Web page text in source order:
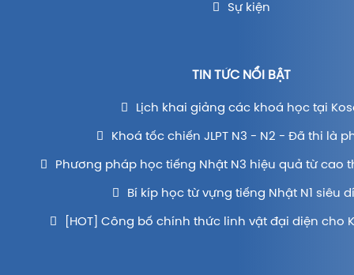
Sự kiện
TIN TỨC NỔI BẬT
Lịch khai giảng các khoá học tại
Khoá tốc chiến JLPT N3 - N2 - Đã thi là
Phương pháp học tiếng Nhật N3 hiệu quả từ cao
Bí kíp học từ vựng tiếng Nhật N1 siêu
[HOT] Công bố chính thức linh vật đại diện cho